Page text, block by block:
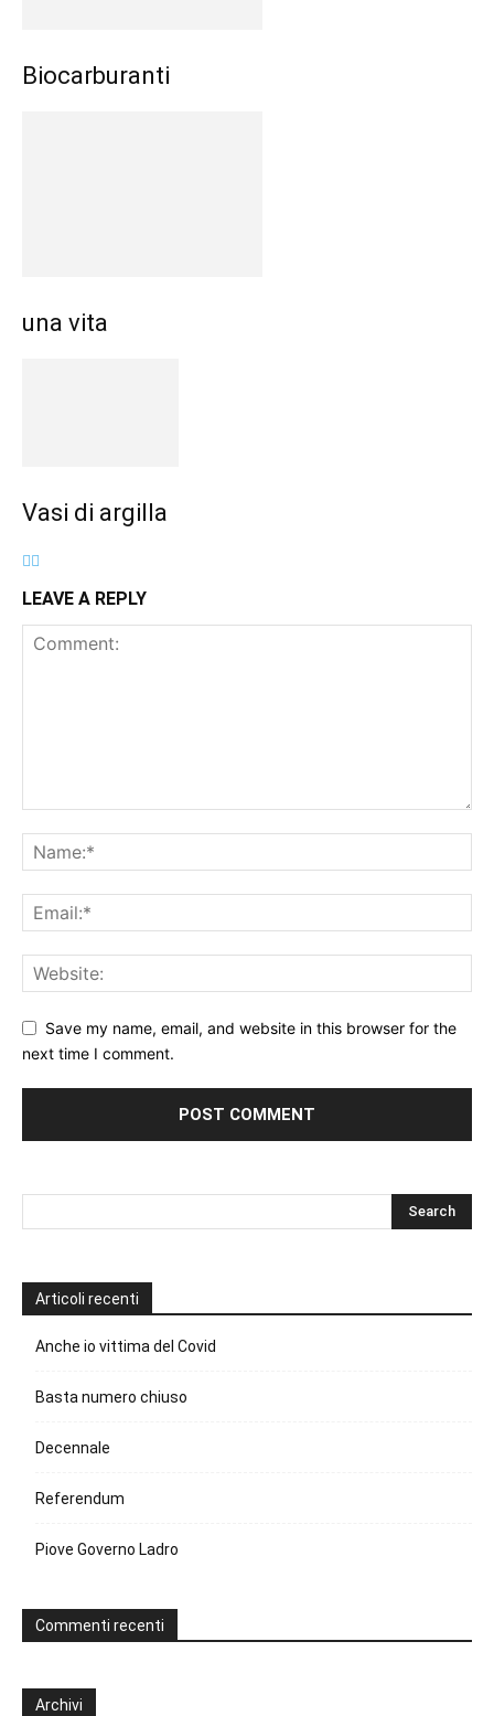
Biocarburanti
una vita
Vasi di argilla
LEAVE A REPLY
Save my name, email, and website in this browser for the
next time I comment.
Articoli recenti
Anche io vittima del Covid
Basta numero chiuso
Decennale
Referendum
Piove Governo Ladro
Commenti recenti
Archivi